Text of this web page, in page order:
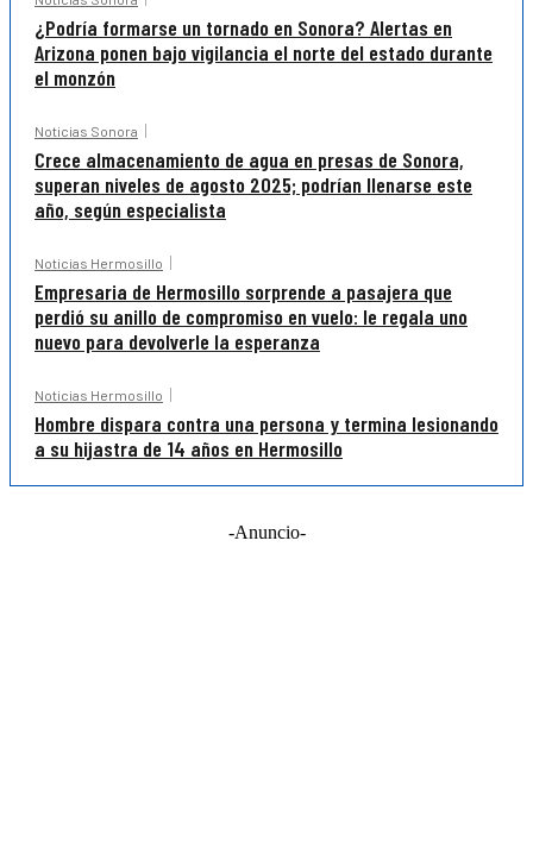
¿Podría formarse un tornado en Sonora? Alertas en
Arizona ponen bajo vigilancia el norte del estado durante
el monzón
Noticias Sonora
Crece almacenamiento de agua en presas de Sonora,
superan niveles de agosto 2025; podrían llenarse este
año, según especialista
Noticias Hermosillo
Empresaria de Hermosillo sorprende a pasajera que
perdió su anillo de compromiso en vuelo: le regala uno
nuevo para devolverle la esperanza
Noticias Hermosillo
Hombre dispara contra una persona y termina lesionando
a su hijastra de 14 años en Hermosillo
-Anuncio-